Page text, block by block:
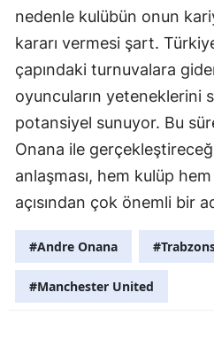
nedenle kulübün onun
kararı vermesi şart.
çapındaki turnuvalara
oyuncuların yeteneklerini
potansiyel sunuyor. Bu
Onana ile
anlaşması, hem kulüp
açısından çok önemli bir
#Andre Onana
#Manchester United